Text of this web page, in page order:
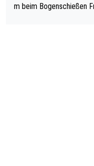
m beim Bogenschießen